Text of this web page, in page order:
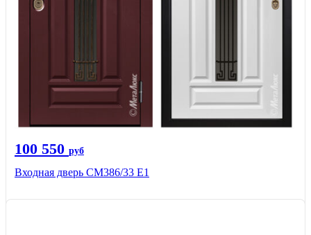
100 550 руб
Входная дверь СМ386/33 Е1